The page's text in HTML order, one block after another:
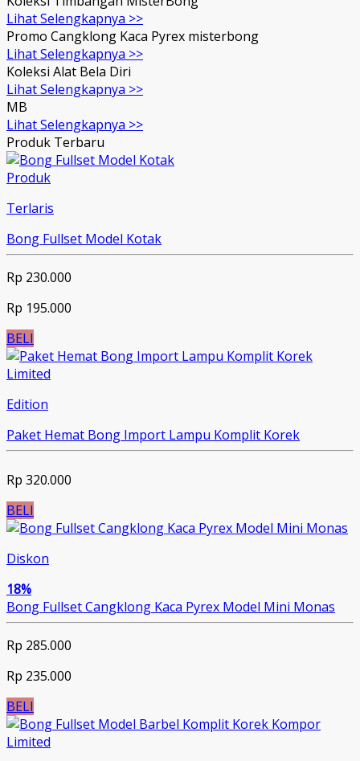
Lihat Selengkapnya >>
Promo Cangklong Kaca Pyrex misterbong
Lihat Selengkapnya >>
Koleksi Alat Bela Diri
Lihat Selengkapnya >>
MB
Lihat Selengkapnya >>
Produk Terbaru
Produk
Terlaris
Bong Fullset Model Kotak
Rp 230.000
Rp 195.000
BELI
Limited
Edition
Paket Hemat Bong Import Lampu Komplit Korek
Rp 320.000
BELI
Diskon
18%
Bong Fullset Cangklong Kaca Pyrex Model Mini Monas
Rp 285.000
Rp 235.000
BELI
Limited